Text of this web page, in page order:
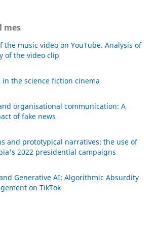
mes
the music video on YouTube. Analysis of
of the video clip
the science fiction cinema
organisational communication: A
of fake news
and prototypical narratives: the use of
2022 presidential campaigns
Generative AI: Algorithmic Absurdity
on TikTok